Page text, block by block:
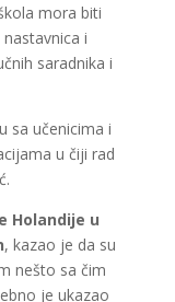
mora biti
i
saradnika i
sa učenicima i
u čiji rad
Holandije u
, kazao je da su
nešto sa čim
je ukazao